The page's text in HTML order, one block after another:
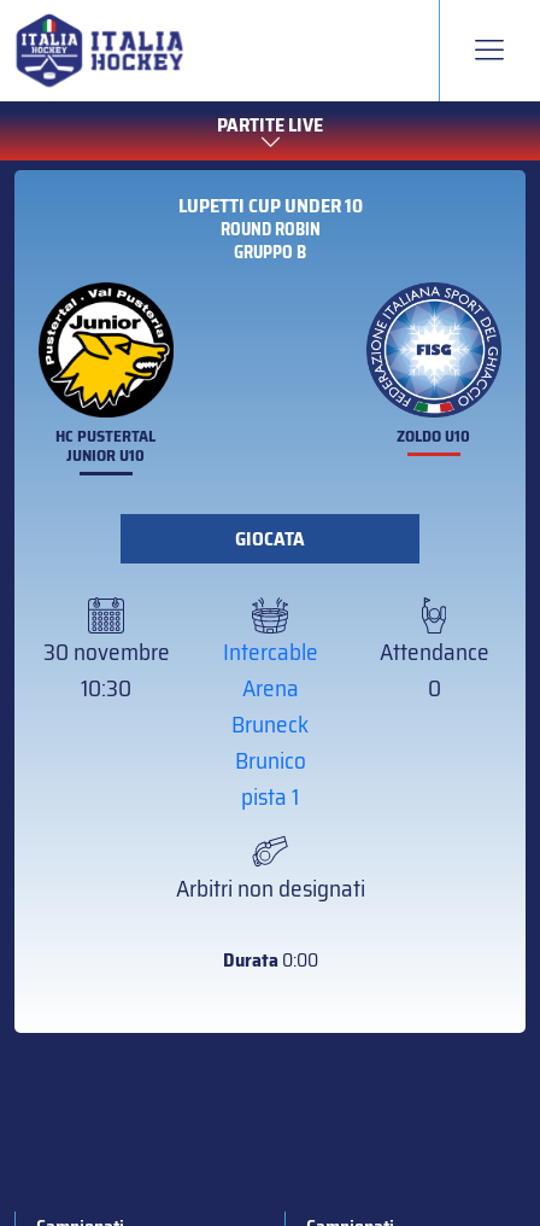
PARTITE LIVE
LUPETTI CUP UNDER 10
ROUND ROBIN
GRUPPO B
HC PUSTERTAL
JUNIOR U10
ZOLDO U10
GIOCATA
30 novembre
10:30
Intercable
Arena
Bruneck
Brunico
pista 1
Attendance
0
Arbitri non designati
Durata0:00